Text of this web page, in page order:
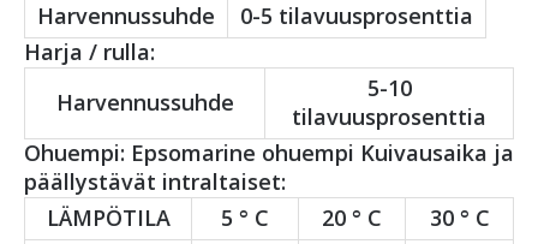
Harvennussuhde
0-5 tilavuusprosenttia
Harja / rulla:
Harvennussuhde
5-10
tilavuusprosenttia
Ohuempi: Epsomarine ohuempi Kuivausaika ja
päällystävät intraltaiset:
LÄMPÖTILA
5 ° C 20 ° C
30 ° C